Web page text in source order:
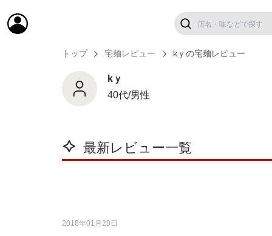
トップ 宅麺レビュー kｙの宅麺レビュー
kｙ
40代/男性
最新レビュー一覧
2018年01月28日